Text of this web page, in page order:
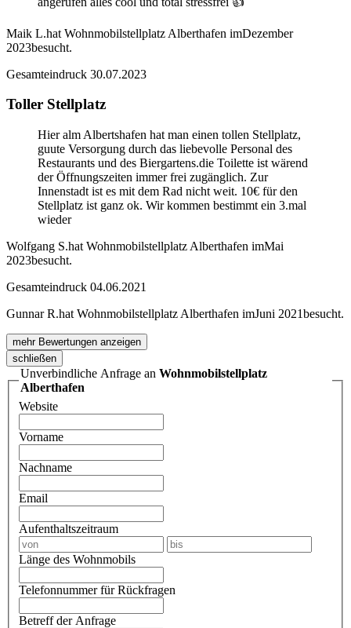
Maik L.hat Wohnmobilstellplatz Alberthafen imDezember
2023besucht.
Gesamteindruck 30.07.2023
Toller Stellplatz
Hier alm Albertshafen hat man einen tollen Stellplatz,
guute Versorgung durch das liebevolle Personal des
Restaurants und des Biergartens.die Toilette ist wärend
der Öffnungszeiten immer frei zugänglich. Zur
Innenstadt ist es mit dem Rad nicht weit. 10€ für den
Stellplatz ist ganz ok. Wir kommen bestimmt ein 3.mal
wieder
Wolfgang S.hat Wohnmobilstellplatz Alberthafen imMai
2023besucht.
Gesamteindruck 04.06.2021
Gunnar R.hat Wohnmobilstellplatz Alberthafen imJuni 2021besucht.
mehr Bewertungen anzeigen
schließen
Unverbindliche Anfrage an Wohnmobilstellplatz
Alberthafen
Website
Vorname
Nachname
Email
Aufenthaltszeitraum
Länge des Wohnmobils
Telefonnummer für Rückfragen
Betreff der Anfrage